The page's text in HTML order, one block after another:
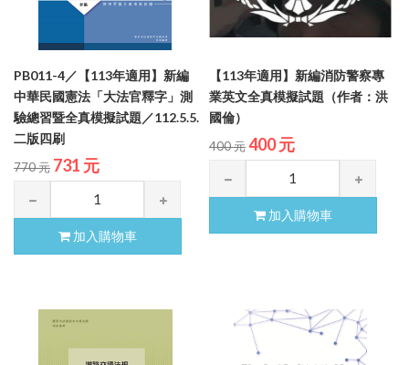
PB011-4／【113年適用】新編
中華民國憲法「大法官釋字」測
驗總習暨全真模擬試題／112.5.5.
二版四刷
770 元 731 元
加入購物車
【113年適用】新編消防警察專
業英文全真模擬試題（作者：洪
國倫）
400 元400 元
加入購物車